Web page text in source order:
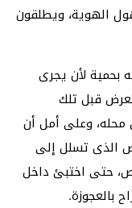
الهوية، ويطلقون
بحمية لأن يجرى
قبل تلك
وعلى أمل أن
الذى تسلل إلى
حتى اختبئ داخل
بالعجوزة.